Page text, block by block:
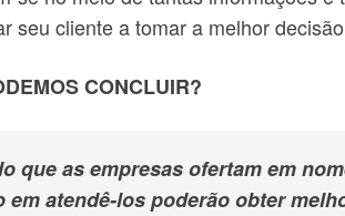
cliente a tomar a melhor
CONCLUIR?
que as empresas ofertam em
atendê-los poderão obter